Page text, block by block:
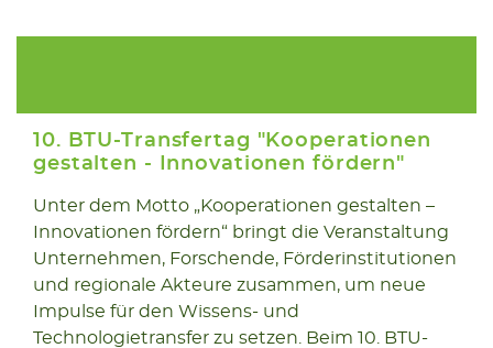
18.11
2025
10. BTU-Transfertag "Kooperationen
gestalten - Innovationen fördern"
Unter dem Motto „Kooperationen gestalten –
Innovationen fördern“ bringt die Veranstaltung
Unternehmen, Forschende, Förderinstitutionen
und regionale Akteure zusammen, um neue
Impulse für den Wissens- und
Technologietransfer zu setzen. Beim 10. BTU-